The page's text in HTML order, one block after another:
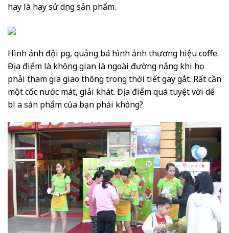
hay là hay sử dụng sản phẩm.
Hình ảnh đội pg, quảng bá hình ảnh thương hiệu coffe.
Địa điểm là không gian là ngoài đường nắng khi họ
phải tham gia giao thông trong thời tiết gay gắt. Rất cần
một cốc nước mát, giải khát. Địa điểm quá tuyệt vời dể
bi a sản phẩm của bạn phải không?